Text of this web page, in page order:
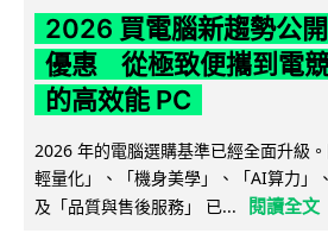
2026 買電腦新趨勢公
優惠 從極致便攜到電
的高效能 PC
2026 年的電腦選購基準已經全面升級
輕量化」、「機身美學」、「AI算力」
及「品質與售後服務」 已...
閱讀全文